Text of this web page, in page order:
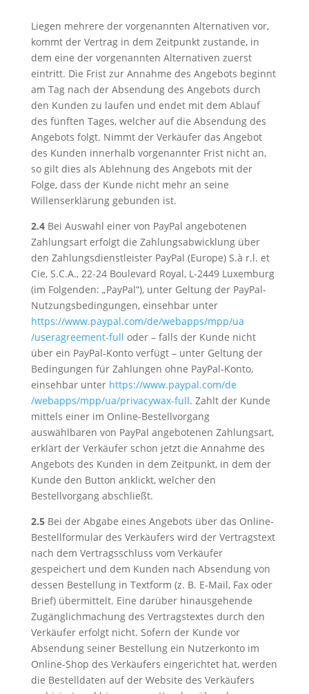
Liegen mehrere der vorgenannten Alternativen vor,
kommt der Vertrag in dem Zeitpunkt zustande, in
dem eine der vorgenannten Alternativen zuerst
eintritt. Die Frist zur Annahme des Angebots beginnt
am Tag nach der Absendung des Angebots durch
den Kunden zu laufen und endet mit dem Ablauf
des fünften Tages, welcher auf die Absendung des
Angebots folgt. Nimmt der Verkäufer das Angebot
des Kunden innerhalb vorgenannter Frist nicht an,
so gilt dies als Ablehnung des Angebots mit der
Folge, dass der Kunde nicht mehr an seine
Willenserklärung gebunden ist.
2.4Bei Auswahl einer von PayPal angebotenen
Zahlungsart erfolgt die Zahlungsabwicklung über
den Zahlungsdienstleister PayPal (Europe) S.à r.l. et
Cie, S.C.A., 22-24 Boulevard Royal, L-2449 Luxemburg
(im Folgenden: „PayPal“), unter Geltung der PayPal-
Nutzungsbedingungen, einsehbar unter
https://www.paypal.com/de/webapps/mpp/ua
/useragreement-full oder – falls der Kunde nicht
über ein PayPal-Konto verfügt – unter Geltung der
Bedingungen für Zahlungen ohne PayPal-Konto,
einsehbar unter https://www.paypal.com/de
/webapps/mpp/ua/privacywax-full. Zahlt der Kunde
mittels einer im Online-Bestellvorgang
auswählbaren von PayPal angebotenen Zahlungsart,
erklärt der Verkäufer schon jetzt die Annahme des
Angebots des Kunden in dem Zeitpunkt, in dem der
Kunde den Button anklickt, welcher den
Bestellvorgang abschließt.
2.5Bei der Abgabe eines Angebots über das Online-
Bestellformular des Verkäufers wird der Vertragstext
nach dem Vertragsschluss vom Verkäufer
gespeichert und dem Kunden nach Absendung von
dessen Bestellung in Textform (z. B. E-Mail, Fax oder
Brief) übermittelt. Eine darüber hinausgehende
Zugänglichmachung des Vertragstextes durch den
Verkäufer erfolgt nicht. Sofern der Kunde vor
Absendung seiner Bestellung ein Nutzerkonto im
Online-Shop des Verkäufers eingerichtet hat, werden
die Bestelldaten auf der Website des Verkäufers